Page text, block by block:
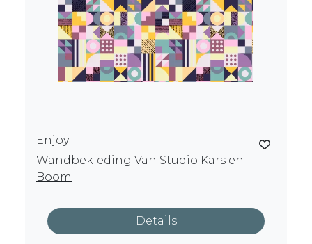
Enjoy
Wandbekleding Van Studio Kars en
Boom
Details